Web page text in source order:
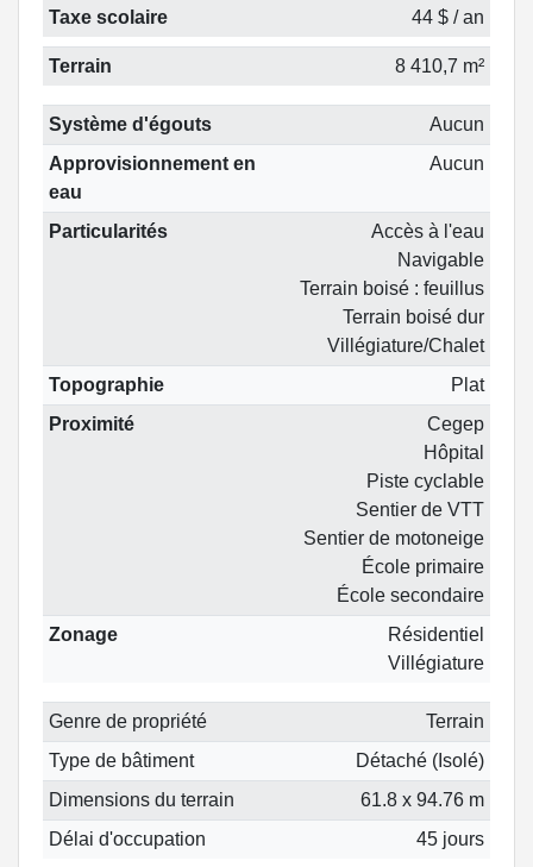
Taxe scolaire 44 $ / an
Terrain 8 410,7 m²
Système d'égouts
Aucun
Approvisionnement en
eau
Aucun
Particularités
Accès à l'eau
Navigable
Terrain boisé : feuillus
Terrain boisé dur
Villégiature/Chalet
Topographie
Plat
Proximité
Cegep
Hôpital
Piste cyclable
Sentier de VTT
Sentier de motoneige
École primaire
École secondaire
Zonage
Résidentiel
Villégiature
Genre de propriété
Terrain
Type de bâtiment
Détaché (Isolé)
Dimensions du terrain
61.8 x 94.76 m
Délai d'occupation
45 jours